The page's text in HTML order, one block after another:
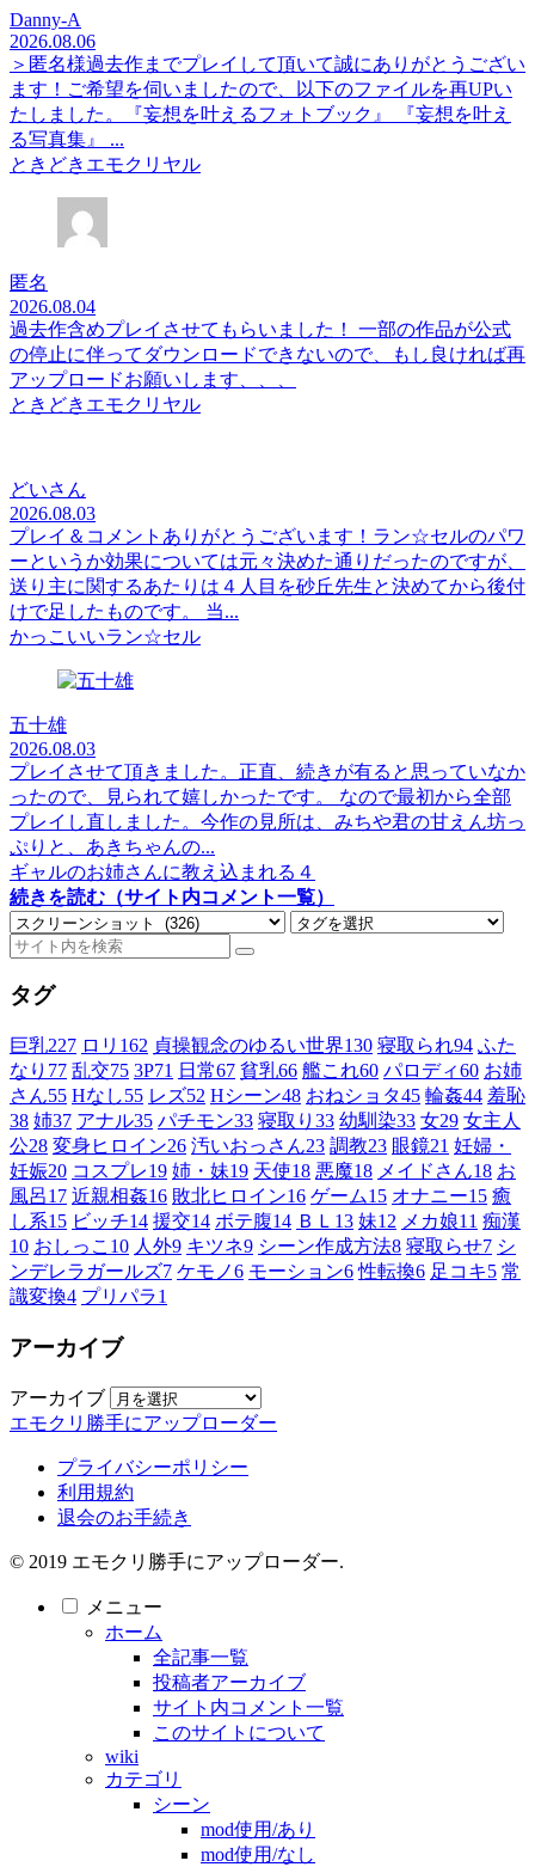
Danny-A
2026.08.06
＞匿名様過去作までプレイして頂いて誠にありがとうござい
ます！ご希望を伺いましたので、以下のファイルを再UPい
たしました。『妄想を叶えるフォトブック』 『妄想を叶え
る写真集』 ...
ときどきエモクリヤル
匿名
2026.08.04
過去作含めプレイさせてもらいました！ 一部の作品が公式
の停止に伴ってダウンロードできないので、もし良ければ再
アップロードお願いします、、、
ときどきエモクリヤル
どいさん
2026.08.03
プレイ＆コメントありがとうございます！ラン☆セルのパワ
ーというか効果については元々決めた通りだったのですが、
送り主に関するあたりは４人目を砂丘先生と決めてから後付
けで足したものです。 当...
かっこいいラン☆セル
五十雄
2026.08.03
プレイさせて頂きました。正直、続きが有ると思っていなか
ったので、見られて嬉しかったです。 なので最初から全部
プレイし直しました。今作の見所は、みちや君の甘えん坊っ
ぷりと、あきちゃんの...
ギャルのお姉さんに教え込まれる４
続きを読む（サイト内コメント一覧）
タグ
巨乳227 ロリ 162 貞操観念のゆるい世界130 寝取られ94 ふた
なり 77 乱交75 3P71 日常67 貧乳66 艦これ60 パロディ60 お姉
さん55 Hなし55 レズ52 Hシーン48 おねショタ45 輪姦44 羞恥
38 姉37 アナル35 パチモン33 寝取り 33 幼馴染33 女29 女主人
公28 変身ヒロイン26 汚いおっさん23 調教23 眼鏡21 妊婦・
妊娠20 コスプレ19 姉・妹19 天使18 悪魔18 メイドさん18 お
風呂17 近親相姦16 敗北ヒロイン16 ゲーム15 オナニー15 癒
し系15 ビッチ14 援交14 ボテ腹14 ＢＬ 13 妹12 メカ娘11 痴漢
10 おしっこ 10 人外9 キツネ9 シーン作成方法8 寝取らせ7 シ
ンデレラガールズ7 ケモノ6 モーション6 性転換6 足コキ5 常
識変換4 プリパラ1
アーカイブ
アーカイブ
エモクリ勝手にアップローダー
プライバシーポリシー
利用規約
退会のお手続き
© 2019 エモクリ勝手にアップローダー.
メニュー
ホーム
全記事一覧
投稿者アーカイブ
サイト内コメント一覧
このサイトについて
wiki
カテゴリ
シーン
mod使用/あり
mod使用/なし